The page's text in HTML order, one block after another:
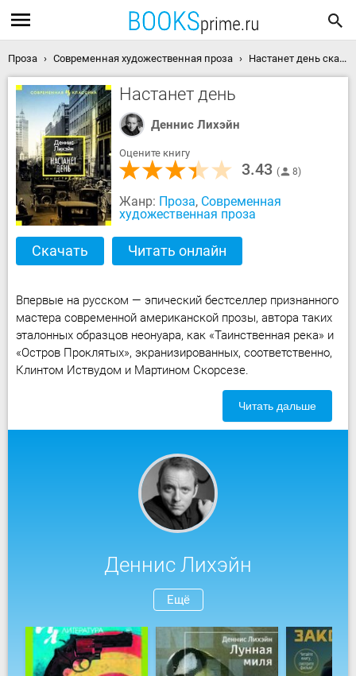
Проза Современная художественная проза Настанет день скачать книгу
Настанет день
Деннис Лихэйн
Оцените книгу
3.43 8
Жанр: Проза, Современная
художественная проза
Скачать Читать онлайн
Впервые на русском — эпический бестселлер признанного
мастера современной американской прозы, автора таких
эталонных образцов неонуара, как «Таинственная река» и
«Остров Проклятых», экранизированных, соответственно,
Клинтом Иствудом и Мартином Скорсезе.
Читать дальше
Деннис Лихэйн
Ещё